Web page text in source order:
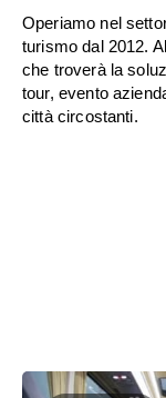
Operiamo nel
turismo dal 2012.
che troverà la
tour, evento
città circostanti.